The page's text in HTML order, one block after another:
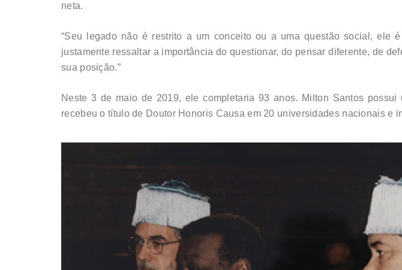
neta.
“Seu legado não é restrito a um conceito ou a uma questão social, ele
justamente ressaltar a importância do questionar, do pensar diferente, de
sua posição.”
Neste 3 de maio de 2019, ele completaria 93 anos. Milton Santos
recebeu o título de Doutor Honoris Causa em 20 universidades nacionais e